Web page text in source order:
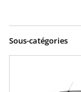
Sous-catégories